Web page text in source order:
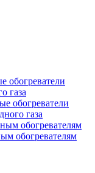
обогреватели
газа
обогреватели
газа
обогревателям
обогревателям